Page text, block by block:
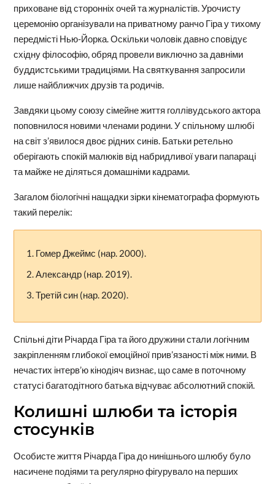
приховане від сторонніх очей та журналістів. Урочисту
церемонію організували на приватному ранчо Гіра у тихому
передмісті Нью-Йорка. Оскільки чоловік давно сповідує
східну філософію, обряд провели виключно за давніми
буддистськими традиціями. На святкування запросили
лише найближчих друзів та родичів.
Завдяки цьому союзу сімейне життя голлівудського актора
поповнилося новими членами родини. У спільному шлюбі
на світ з’явилося двоє рідних синів. Батьки ретельно
оберігають спокій малюків від набридливої уваги папараці
та майже не діляться домашніми кадрами.
Загалом біологічні нащадки зірки кінематографа формують
такий перелік:
Гомер Джеймс (нар. 2000).
Александр (нар. 2019).
Третій син (нар. 2020).
Спільні діти Річарда Гіра та його дружини стали логічним
закріпленням глибокої емоційної прив’язаності між ними. В
нечастих інтерв’ю кінодіяч визнає, що саме в поточному
статусі багатодітного батька відчуває абсолютний спокій.
Колишні шлюби та історія
стосунків
Особисте життя Річарда Гіра до нинішнього шлюбу було
насичене подіями та регулярно фігурувало на перших